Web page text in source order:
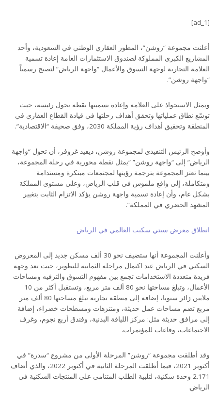
[ad_1]
أعلنت مجموعة “روشن”، المطور العقاري الوطني في السعودية، وأحد
المشاريع الكبرى المملوكة لصندوق الاستثمارات العامة إعادة تسمية
العلامة التجارية لوجهة التسوق والأعمال “واجهة الرياض” لتصبح رسمياً
“واجهة روشن”.
ويمثل الاستحواذ على العلامة وإعادة تسميتها نقطة تحول رئيسة، حيث
توسّع نطاق عملياتها وتحقق أهداف رحلتها في قيادة القطاع العقاري في
المنطقة وتحقيق أهداف رؤية المملكة 2030، وفق صحيفة “الاقتصادية”.
وأوضح الرئيس التنفيذي لمجموعة روشن، ديفيد غروفر، أن تحول “واجهة
الرياض” إلى “واجهة روشن” “يمثل نقطة محورية في رحلة المجموعة،
بينما تعتز المجموعة بترجمة رؤيتها لمجتمعات مبتكرة ومستدامة
ومتكاملة، إلى واقع ملموس في قلب الرياض، وعلى مستوى المملكة
بشكل عام، وأن إعادة تسمية واجهة روشن يؤكد الاتزام الثابت بتغيير
المشهد الحضري في المملكة”.
انطلاق معرض سيتي سكيب العالمي في الرياض
وأعلنت المجموعة أنها ستضيف نحو 30 ألف مسكن جديد إلى المعروض
السكني في الرياض عند اكتمال مراحله الثمانية للتطوير، حيث تعد وجهة
فريدة متعددة الاستخدامات تجمع بين مفهوم التسوق والترفيه ومساحات
الأعمال، وتبلغ مساحتها نحو 80 ألف متر مربع، وتستقبل أكثر من 10
ملايين زائر سنويا، إضافة إلى منطقة تجارية تبلغ مساحتها 80 ألف متر
مربع تضم مساحات عمل حديثة، ومتنزهات ومسطحات خضراء، إضافة
إلى مرافق حديثة مثل: مركز اللياقة البدنية، وفندق أربع نجوم، وغرف
الاجتماعات، وقاعات للمؤتمرات.
وقد أطلقت مجموعة “روشن” المرحلة الأولى من مشروع “سدرة” في
أكتوبر 2021، فيما أطلقت المرحلة الثانية في أكتوبر 2022، والذي أضاف
2.171 وحدة سكنية، لتلبية الطلب المتنامي على المنتجات السكنية في
الرياض.